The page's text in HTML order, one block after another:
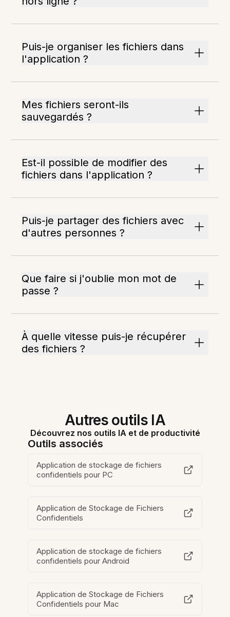
Puis-je organiser les fichiers dans
l'application ?
Mes fichiers seront-ils
sauvegardés ?
Est-il possible de modifier des
fichiers dans l'application ?
Puis-je partager des fichiers avec
d'autres personnes ?
Que faire si j'oublie mon mot de
passe ?
À quelle vitesse puis-je récupérer
des fichiers ?
Autres outils IA
Découvrez nos outils IA et de productivité
Outils associés
Application de stockage de fichiers
confidentiels pour PC
Application de Stockage de Fichiers
Confidentiels
Application de stockage de fichiers
confidentiels pour Android
Application de Stockage de Fichiers
Confidentiels pour Mac